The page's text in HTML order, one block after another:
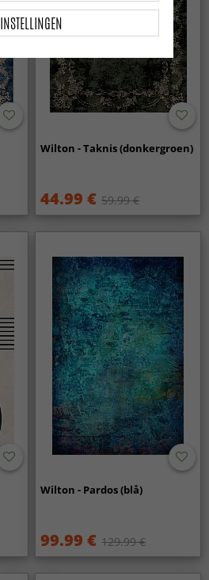
Wilton - Taknis (donkergroen)
44.99 € 59.99 €
Wilton - Pardos (blå)
99.99 € 129.99 €
INSTELLINGEN